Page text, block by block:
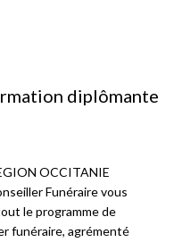
diplômante
OCCITANIE
Funéraire vous
le programme de
funéraire, agrémenté